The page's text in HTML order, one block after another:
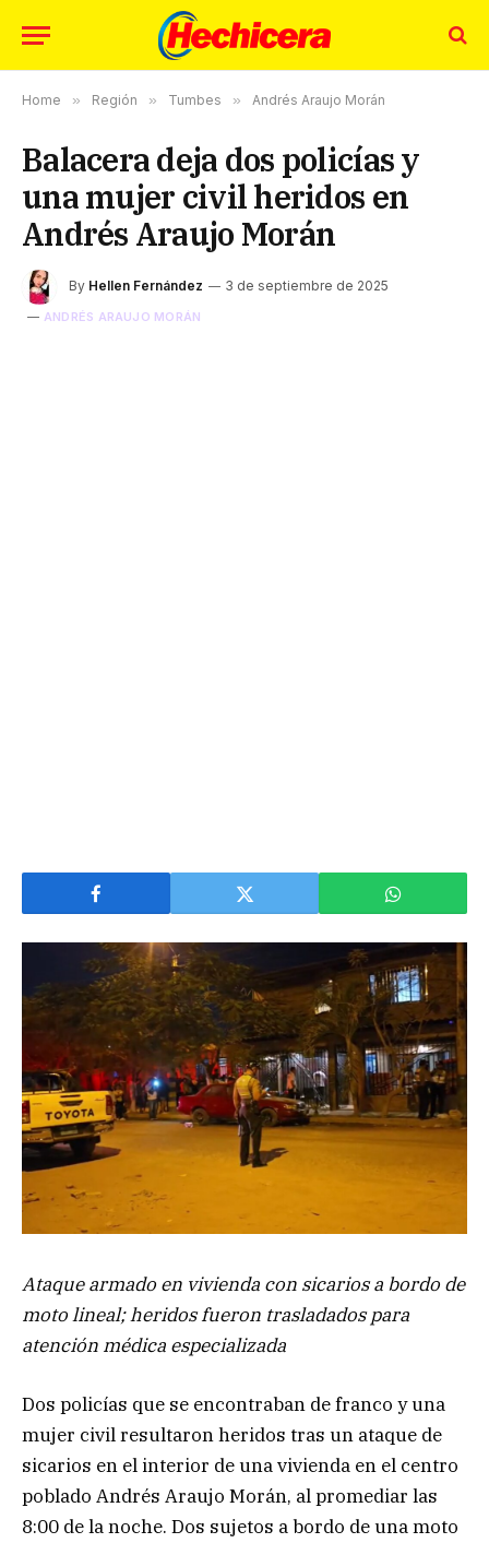
Home » Región » Tumbes » Andrés Araujo Morán
Balacera deja dos policías y
una mujer civil heridos en
Andrés Araujo Morán
By Hellen Fernández 3 de septiembre de 2025
ANDRÉS ARAUJO MORÁN
Ataque armado en vivienda con sicarios a bordo de
moto lineal; heridos fueron trasladados para
atención médica especializada
Dos policías que se encontraban de franco y una
mujer civil resultaron heridos tras un ataque de
sicarios en el interior de una vivienda en el centro
poblado Andrés Araujo Morán, al promediar las
8:00 de la noche. Dos sujetos a bordo de una moto